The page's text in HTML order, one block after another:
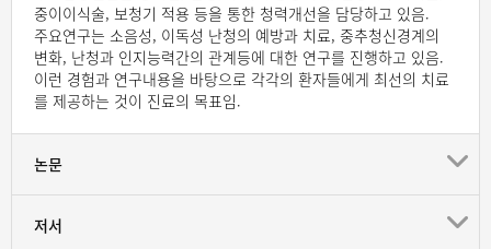
중이이식술, 보청기 적용 등을 통한 청력개선을 담당하고 있음.
주요연구는 소음성, 이독성 난청의 예방과 치료, 중추청신경계의
변화, 난청과 인지능력간의 관계등에 대한 연구를 진행하고 있음.
이런 경험과 연구내용을 바탕으로 각각의 환자들에게 최선의 치료
를 제공하는 것이 진료의 목표임.
논문
저서